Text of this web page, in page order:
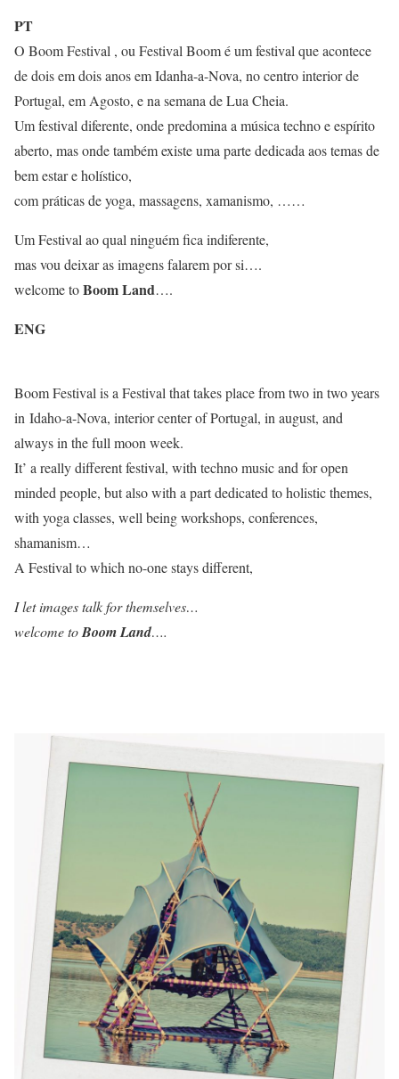
PT
O Boom Festival , ou Festival Boom é um festival que acontece
de dois em dois anos em Idanha-a-Nova, no centro interior de
Portugal, em Agosto, e na semana de Lua Cheia.
Um festival diferente, onde predomina a música techno e espírito
aberto, mas onde também existe uma parte dedicada aos temas de
bem estar e holístico,
com práticas de yoga, massagens, xamanismo, ……
Um Festival ao qual ninguém fica indiferente,
mas vou deixar as imagens falarem por si….
welcome toBoom Land….
ENG
Boom Festival is a Festival that takes place from two in two years
in Idaho-a-Nova, interior center of Portugal, in august, and
always in the full moon week.
It’ a really different festival, with techno music and for open
minded people, but also with a part dedicated to holistic themes,
with yoga classes, well being workshops, conferences,
shamanism…
A Festival to which no-one stays different,
I let images talk for themselves…
welcome toBoom Land….